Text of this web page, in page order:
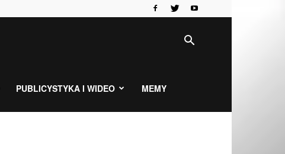
PUBLICYSTYKA I WIDEO MEMY